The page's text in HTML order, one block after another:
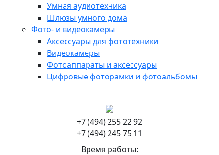
Умная аудиотехника
Шлюзы умного дома
Фото- и видеокамеры
Аксессуары для фототехники
Видеокамеры
Фотоаппараты и аксессуары
Цифровые фоторамки и фотоальбомы
+7 (494) 255 22 92
+7 (494) 245 75 11
Время работы: